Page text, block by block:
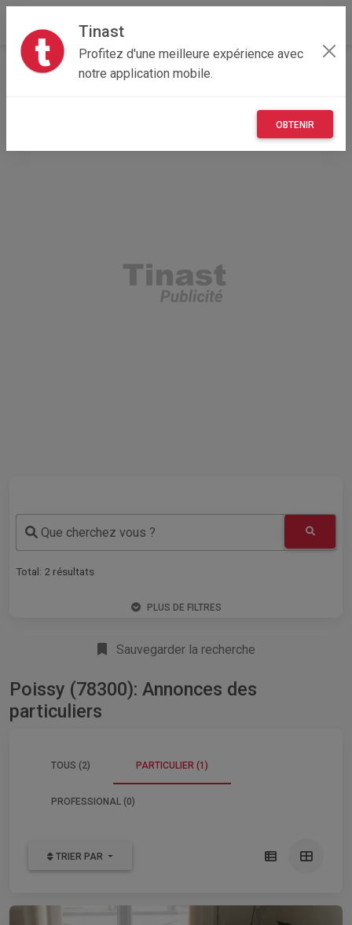
Tinast
Profitez d'une meilleure expérience avec
notre application mobile.
OBTENIR
Accueil Recherche Particulier
Que cherchez vous ?
Total: 2 résultats
PLUS DE FILTRES
Sauvegarder la recherche
Poissy (78300): Annonces des
particuliers
TOUS (2) PARTICULIER (1)
PROFESSIONAL (0)
TRIER PAR